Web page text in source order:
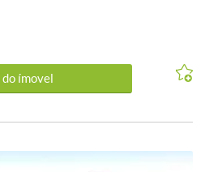
. CARACTERISTICAS:Porteiro físico
ímovel